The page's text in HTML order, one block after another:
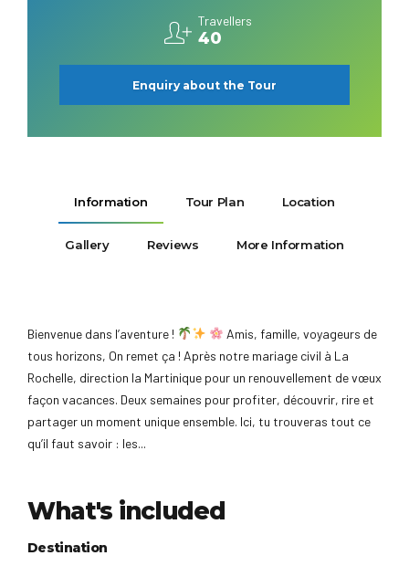
Travellers
40
Enquiry about the Tour
Information Tour Plan Location
Gallery Reviews More Information
Bienvenue dans l’aventure !
Amis, famille, voyageurs de
tous horizons, On remet ça ! Après notre mariage civil à La
Rochelle, direction la Martinique pour un renouvellement de vœux
façon vacances. Deux semaines pour profiter, découvrir, rire et
partager un moment unique ensemble. Ici, tu trouveras tout ce
qu’il faut savoir : les...
What's included
Destination